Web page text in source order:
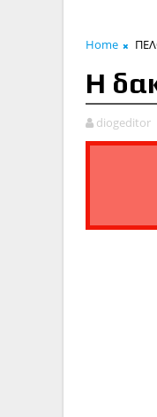
Home
Η
diogeditor